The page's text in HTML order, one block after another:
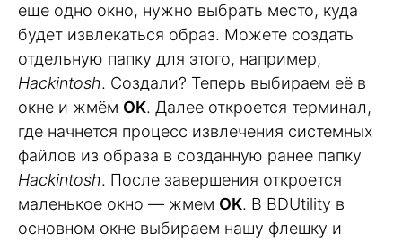
еще одно окно, нужно выбрать место, куда
будет извлекаться образ. Можете создать
отдельную папку для этого, например,
Hackintosh. Создали? Теперь выбираем её в
окне и жмём OK. Далее откроется терминал,
где начнется процесс извлечения системных
файлов из образа в созданную ранее папку
Hackintosh. После завершения откроется
маленькое окно — жмем OK. В BDUtility в
основном окне выбираем нашу флешку и